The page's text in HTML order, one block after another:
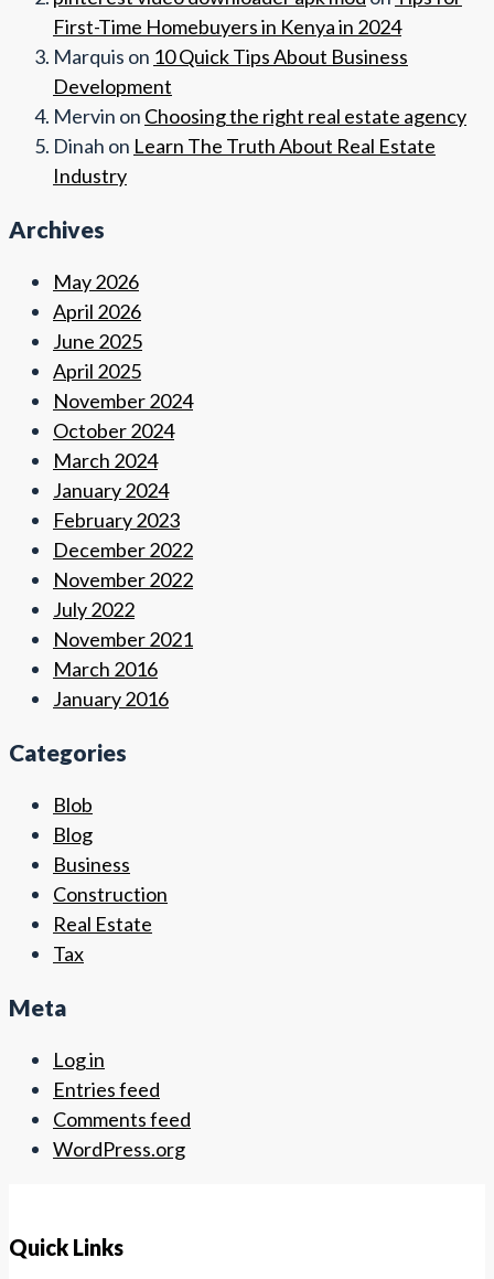
First-Time Homebuyers in Kenya in 2024
Marquis on 10 Quick Tips About Business
Development
Mervin on Choosing the right real estate agency
Dinah on Learn The Truth About Real Estate
Industry
Archives
May 2026
April 2026
June 2025
April 2025
November 2024
October 2024
March 2024
January 2024
February 2023
December 2022
November 2022
July 2022
November 2021
March 2016
January 2016
Categories
Blob
Blog
Business
Construction
Real Estate
Tax
Meta
Log in
Entries feed
Comments feed
WordPress.org
Quick Links